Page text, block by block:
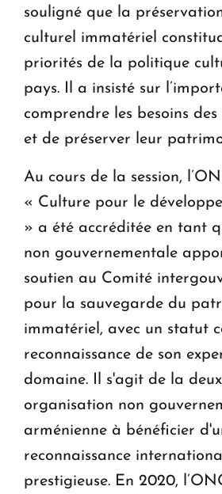
souligné que la
culturel immatériel
priorités de la politique
pays. Il a insisté sur
comprendre les besoins
et de préserver leur
Au cours de la session,
« Culture pour le
» a été accréditée en tant
non gouvernementale
soutien au Comité
pour la sauvegarde du
immatériel, avec un statut
reconnaissance de son
domaine. Il s'agit de la
organisation non
arménienne à bénéficier
reconnaissance
prestigieuse. En 2020,